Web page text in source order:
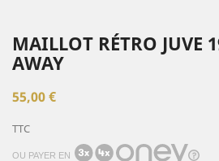
MAILLOT RÉTRO JUVE
AWAY
55,00 €
TTC
OU PAYER EN